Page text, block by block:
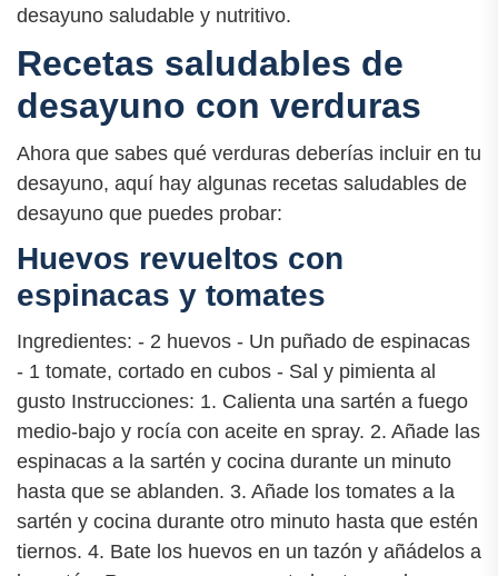
desayuno saludable y nutritivo.
Recetas saludables de
desayuno con verduras
Ahora que sabes qué verduras deberías incluir en tu
desayuno, aquí hay algunas recetas saludables de
desayuno que puedes probar:
Huevos revueltos con
espinacas y tomates
Ingredientes: - 2 huevos - Un puñado de espinacas
- 1 tomate, cortado en cubos - Sal y pimienta al
gusto Instrucciones: 1. Calienta una sartén a fuego
medio-bajo y rocía con aceite en spray. 2. Añade las
espinacas a la sartén y cocina durante un minuto
hasta que se ablanden. 3. Añade los tomates a la
sartén y cocina durante otro minuto hasta que estén
tiernos. 4. Bate los huevos en un tazón y añádelos a